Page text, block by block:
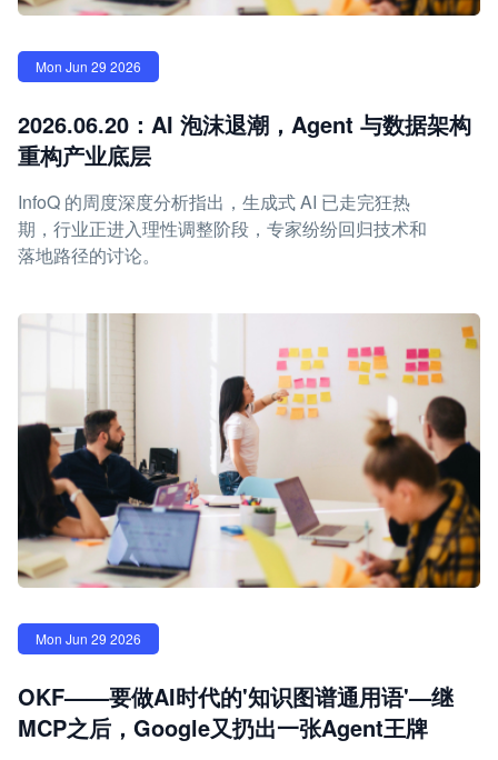
Mon Jun 29 2026
2026.06.20：AI 泡沫退潮，Agent 与数据架构
重构产业底层
InfoQ 的周度深度分析指出，生成式 AI 已走完狂热
期，行业正进入理性调整阶段，专家纷纷回归技术和
落地路径的讨论。
Mon Jun 29 2026
OKF——要做AI时代的'知识图谱通用语'—继
MCP之后，Google又扔出一张Agent王牌